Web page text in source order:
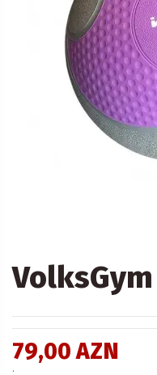
79,00 AZN
.